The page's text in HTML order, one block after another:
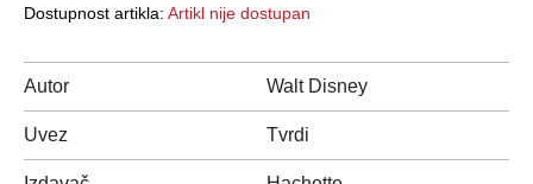
Dostupnost artikla: Artikl nije dostupan
Autor Walt Disney
Uvez Tvrdi